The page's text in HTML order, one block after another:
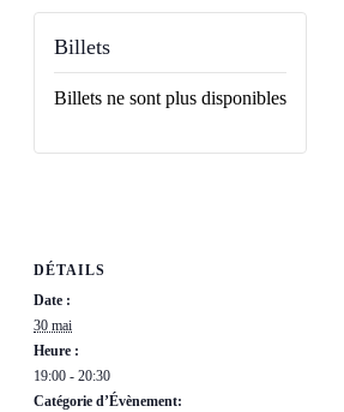
DÉTAILS
Date :
30 mai
Heure :
19:00 - 20:30
Catégorie d’Évènement:
Billets
Billets ne sont plus disponibles